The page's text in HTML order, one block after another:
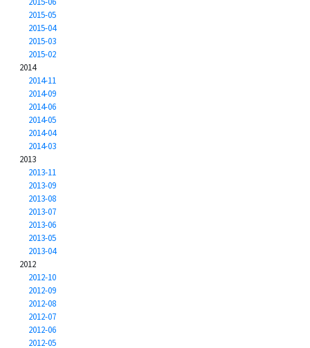
2015-05
2015-04
2015-03
2015-02
2014
2014-11
2014-09
2014-06
2014-05
2014-04
2014-03
2013
2013-11
2013-09
2013-08
2013-07
2013-06
2013-05
2013-04
2012
2012-10
2012-09
2012-08
2012-07
2012-06
2012-05